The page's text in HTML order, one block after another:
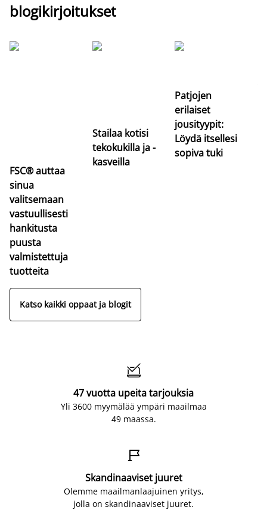
blogikirjoitukset
FSC® auttaa
sinua
valitsemaan
vastuullisesti
hankitusta
puusta
valmistettuja
tuotteita
Stailaa kotisi
tekokukilla ja -
kasveilla
Patjojen
erilaiset
jousityypit:
Löydä itsellesi
sopiva tuki
Katso kaikki oppaat ja blogit

47 vuotta upeita tarjouksia
Yli 3600 myymälää ympäri maailmaa
49 maassa.

Skandinaaviset juuret
Olemme maailmanlaajuinen yritys,
jolla on skandinaaviset juuret.